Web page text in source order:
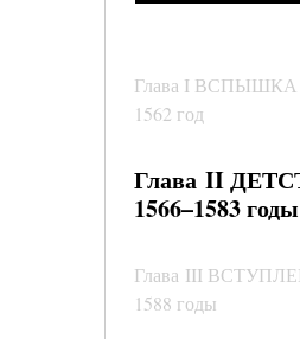
Глава I
1562 год
Глава II
1566–1583 годы
Глава III
1588 годы